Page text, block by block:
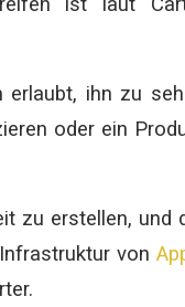
erlaubt, ihn zu
oder ein
zu erstellen, und
von